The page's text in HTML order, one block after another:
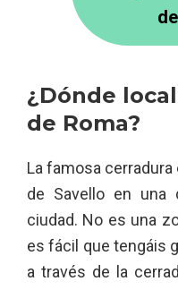
¿Dónde
de Roma?
La famosa
de Savello en
ciudad. No es una
es fácil que tengáis
a través de la